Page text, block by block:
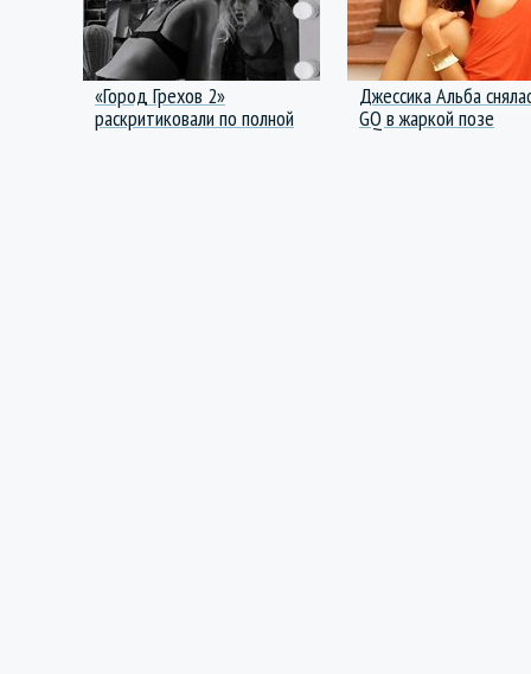
«Город Грехов 2»
раскритиковали по полной
Джессика Альба
GQ в жаркой позе